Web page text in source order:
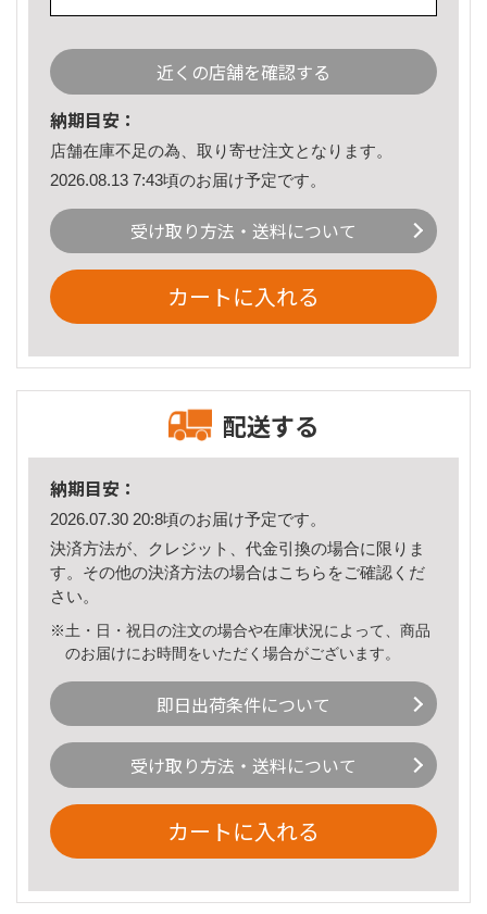
近くの店舗を確認する
納期目安：
店舗在庫不足の為、取り寄せ注文となります。
2026.08.13 7:43頃のお届け予定です。
受け取り方法・送料について
カートに入れる
配送する
納期目安：
2026.07.30 20:8頃のお届け予定です。
決済方法が、クレジット、代金引換の場合に限りま
す。その他の決済方法の場合はこちら をご確認くだ
さい。
※土・日・祝日の注文の場合や在庫状況によって、商品
のお届けにお時間をいただく場合がございます。
即日出荷条件について
受け取り方法・送料について
カートに入れる